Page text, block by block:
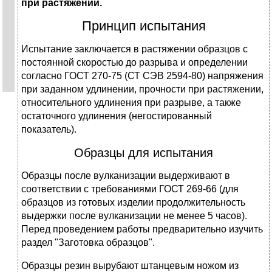
при растяжении.
Принцип испытания
Испытание заключается в растяжении образцов с
постоянной скоростью до разрыва и определении
согласно ГОСТ 270-75 (СТ СЭВ 2594-80) напряжения
при заданном удлинении, прочности при растяжении,
относительного удлинения при разрыве, а также
остаточного удлинения (негостированный
показатель).
Образцы для испытания
Образцы после вулканизации выдерживают в
соответствии с требованиями ГОСТ 269-66 (для
образцов из готовых изделии продолжительность
выдержки после вулканизации не менее 5 часов).
Перед проведением работы предварительно изучить
раздел "Заготовка образцов".
Образцы резин вырубают штанцевым ножом из